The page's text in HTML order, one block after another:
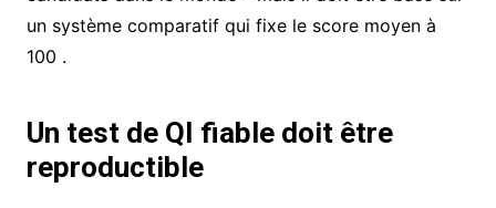
un système comparatif qui fixe le score moyen à
100 .
Un test de QI fiable doit être
reproductible